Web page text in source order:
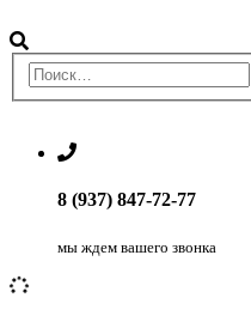
8 (937) 847-72-77
мы ждем вашего звонка